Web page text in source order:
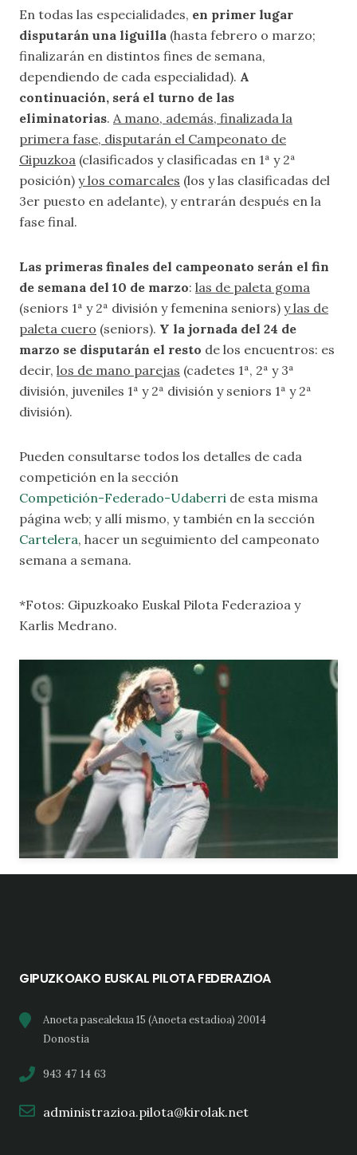
En todas las especialidades, en primer lugar
disputarán una liguilla (hasta febrero o marzo;
finalizarán en distintos fines de semana,
dependiendo de cada especialidad). A
continuación, será el turno de las
eliminatorias. A mano, además, finalizada la
primera fase, disputarán el Campeonato de
Gipuzkoa (clasificados y clasificadas en 1ª y 2ª
posición) y los comarcales (los y las clasificadas del
3er puesto en adelante), y entrarán después en la
fase final.
Las primeras finales del campeonato serán el fin
de semana del 10 de marzo: las de paleta goma
(seniors 1ª y 2ª división y femenina seniors) y las de
paleta cuero (seniors). Y la jornada del 24 de
marzo se disputarán el resto de los encuentros: es
decir, los de mano parejas (cadetes 1ª, 2ª y 3ª
división, juveniles 1ª y 2ª división y seniors 1ª y 2ª
división).
Pueden consultarse todos los detalles de cada
competición en la sección
Competición-Federado-Udaberri de esta misma
página web; y allí mismo, y también en la sección
Cartelera, hacer un seguimiento del campeonato
semana a semana.
*Fotos: Gipuzkoako Euskal Pilota Federazioa y
Karlis Medrano.
GIPUZKOAKO EUSKAL PILOTA FEDERAZIOA
Anoeta pasealekua 15 (Anoeta estadioa) 20014
Donostia
943 47 14 63
administrazioa.pilota@kirolak.net